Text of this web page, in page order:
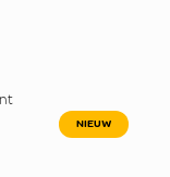
NIEUW